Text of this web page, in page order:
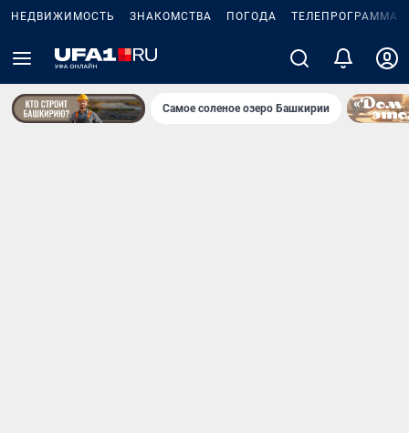
НЕДВИЖИМОСТЬ ЗНАКОМСТВА ПОГОДА ТЕЛЕПРОГРАММА
Самое соленое озеро Башкирии